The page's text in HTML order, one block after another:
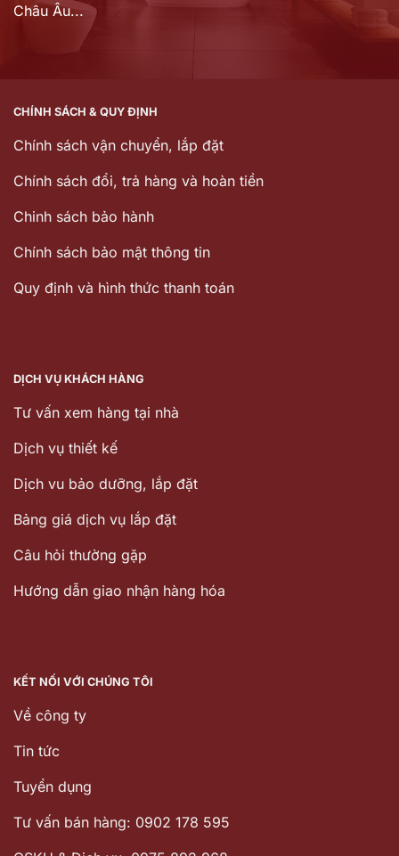
Châu Âu...
CHÍNH SÁCH & QUY ĐỊNH
Chính sách vận chuyển, lắp đặt
Chính sách đổi, trả hàng và hoàn tiền
Chinh sách bảo hành
Chính sách bảo mật thông tin
Quy định và hình thức thanh toán
DỊCH VỤ KHÁCH HÀNG
Tư vấn xem hàng tại nhà
Dịch vụ thiết kế
Dịch vu bảo dưỡng, lắp đặt
Bảng giá dịch vụ lắp đặt
Câu hỏi thường gặp
Hướng dẫn giao nhận hàng hóa
KẾT NỐI VỚI CHÚNG TÔI
Về công ty
Tin tức
Tuyển dụng
Tư vấn bán hàng: 0902 178 595